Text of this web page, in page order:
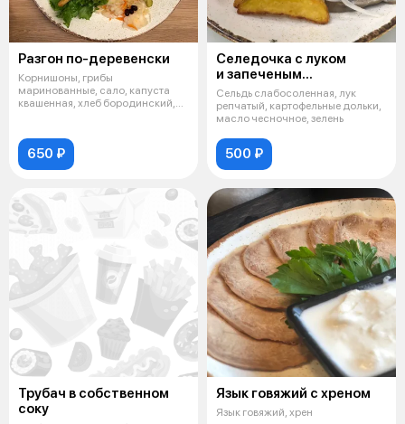
Разгон по-деревенски
Корнишоны, грибы
маринованные, сало, капуста
квашенная, хлеб бородинский,
650 ₽
Селедочка с луком
и запеченым
картофелем
Сельдь слабосоленная, лук
репчатый, картофельные дольки,
масло чесночное, зелень
500 ₽
Трубач в собственном
соку
Язык говяжий с хреном
Язык говяжий, хрен